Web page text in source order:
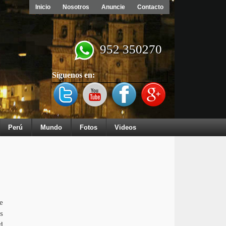
Inicio Nosotros Anuncie Contacto
952 350270
Síguenos en:
Perú Mundo Fotos Videos